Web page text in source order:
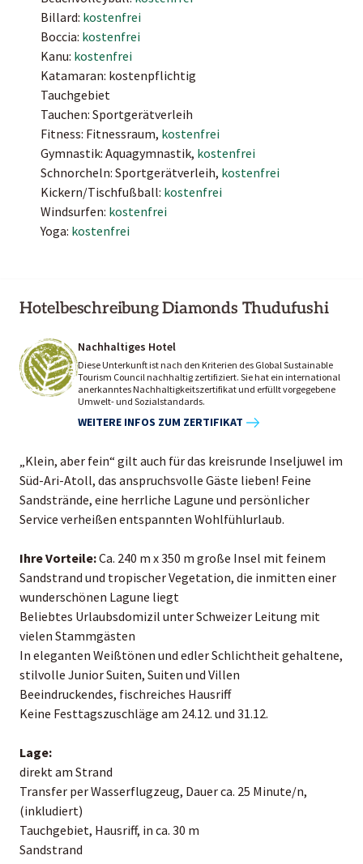
Billard: kostenfrei
Boccia: kostenfrei
Kanu: kostenfrei
Katamaran: kostenpflichtig
Tauchgebiet
Tauchen: Sportgerätverleih
Fitness: Fitnessraum, kostenfrei
Gymnastik: Aquagymnastik, kostenfrei
Schnorcheln: Sportgerätverleih, kostenfrei
Kickern/Tischfußball: kostenfrei
Windsurfen: kostenfrei
Yoga: kostenfrei
Hotelbeschreibung Diamonds Thudufushi
Nachhaltiges Hotel
Diese Unterkunft ist nach den Kriterien des Global Sustainable
Tourism Council nachhaltig zertifiziert. Sie hat ein international
anerkanntes Nachhaltigkeitszertifikat und erfüllt vorgegebene
Umwelt- und Sozialstandards.
WEITERE INFOS ZUM ZERTIFIKAT
„Klein, aber fein“ gilt auch für das kreisrunde Inseljuwel im
Süd-Ari-Atoll, das anspruchsvolle Gäste lieben! Feine
Sandstrände, eine herrliche Lagune und persönlicher
Service verheißen entspannten Wohlfühlurlaub.
Ihre Vorteile:Ca. 240 m x 350 m große Insel mit feinem
Sandstrand und tropischer Vegetation, die inmitten einer
wunderschönen Lagune liegt
Beliebtes Urlaubsdomizil unter Schweizer Leitung mit
vielen Stammgästen
In eleganten Weißtönen und edler Schlichtheit gehaltene,
stilvolle Junior Suiten, Suiten und Villen
Beeindruckendes, fischreiches Hausriff
Keine Festtagszuschläge am 24.12. und 31.12.
Lage:
direkt am Strand
Transfer per Wasserflugzeug, Dauer ca. 25 Minute/n,
(inkludiert)
Tauchgebiet, Hausriff, in ca. 30 m
Sandstrand